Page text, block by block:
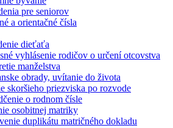
pre seniorov
a orientačné čísla
dieťaťa
vyhlásenie rodičov o určení otcovstva
manželstva
obrady, uvítanie do života
skoršieho priezviska po rozvode
o rodnom čísle
osobitnej matriky
duplikátu matričného dokladu